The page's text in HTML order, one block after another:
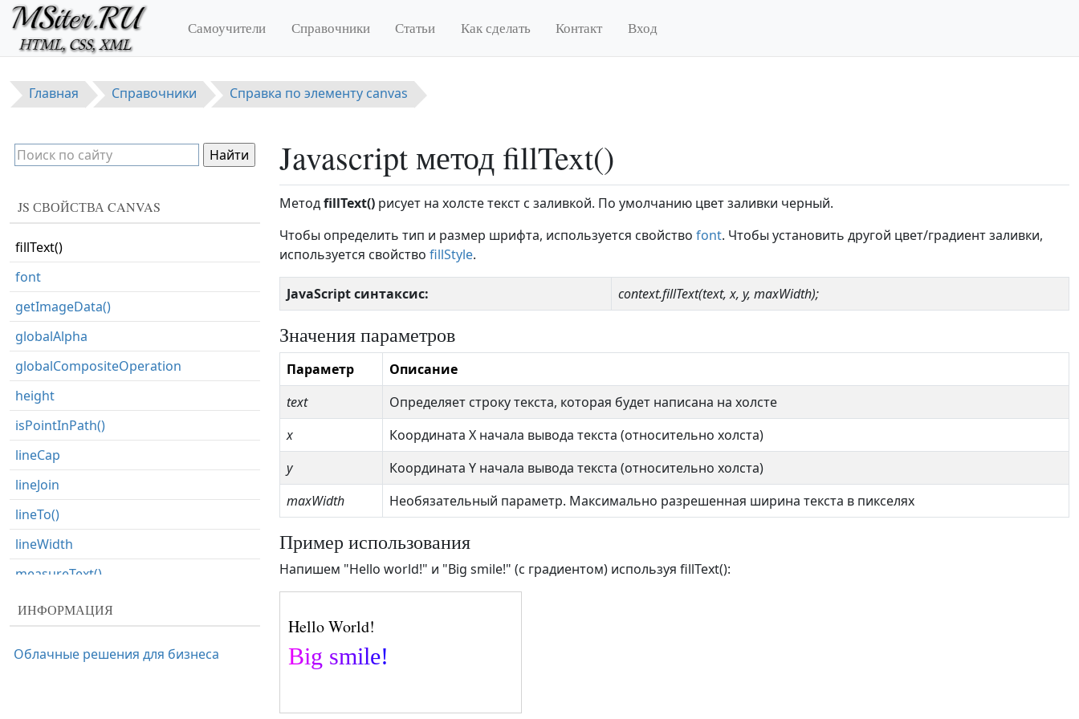
Перейти к основному содержанию
Самоучители Справочники Статьи Как сделать Контакт Вход
Главная Справочники Справка по элементу canvas
Javascript метод fillText()
МетодfillText() рисует на холсте текст с заливкой. По умолчанию цвет заливки черный.
Чтобы определить тип и размер шрифта, используется свойство font. Чтобы установить другой цвет/градиент заливки,
используется свойство fillStyle.
JavaScript синтаксис: context.fillText(text, x, y, maxWidth);
Значения параметров
Параметр
Описание
text
Определяет строку текста, которая будет написана на холсте
x
Координата X начала вывода текста (относительно холста)
y
Координата Y начала вывода текста (относительно холста)
maxWidth
Необязательный параметр. Максимально разрешенная ширина текста в пикселях
Пример использования
Напишем "Hello world!" и "Big smile!" (с градиентом) используя fillText():
JS СВОЙСТВА CANVAS
createLinearGradient()
createPattern()
data
fill()
fillStyle
fillText()
font
getImageData()
globalAlpha
globalCompositeOperation
height
isPointInPath()
lineCap
lineJoin
lineTo()
lineWidth
measureText()
miterLimit
putImageData()
ИНФОРМАЦИЯ
Облачные решения для бизнеса